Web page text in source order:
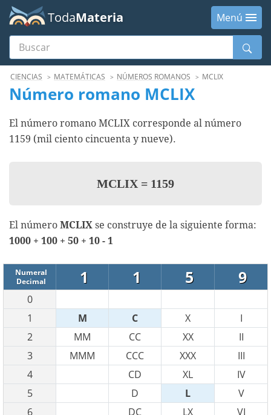
TodaMateria
Menú
Buscar
MenúCIENCIAS MATEMÁTICAS NÚMEROS ROMANOS MCLIX
Número romano MCLIX
El número romano MCLIX corresponde al número
1159 (mil ciento cincuenta y nueve).
MCLIX = 1159
El número MCLIX se construye de la siguiente forma:
1000 + 100 + 50 + 10 - 1
Numeral
Decimal
1 1 5 9
0
1
M C X
I
2
MM CC XX
II
3
MMM CCC XXX
III
4
CD XL
IV
5
D L
V
6
DC LX
VI